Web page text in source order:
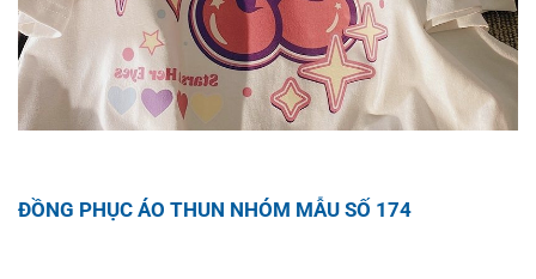
ĐỒNG PHỤC ÁO THUN NHÓM MẪU SỐ 174